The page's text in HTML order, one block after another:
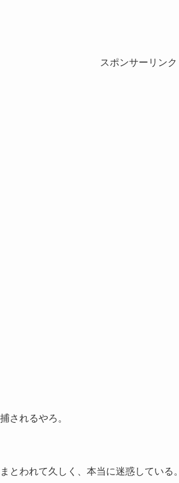
スポンサーリンク
されるやろ。
とわれて久しく、本当に迷惑している。